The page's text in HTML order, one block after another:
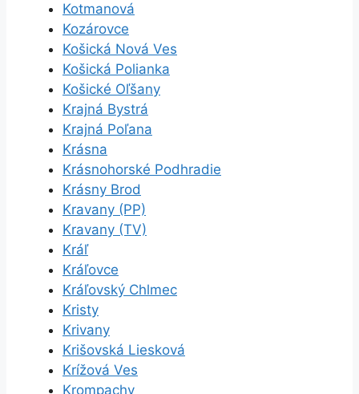
Kotmanová
Kozárovce
Košická Nová Ves
Košická Polianka
Košické Oľšany
Krajná Bystrá
Krajná Poľana
Krásna
Krásnohorské Podhradie
Krásny Brod
Kravany (PP)
Kravany (TV)
Kráľ
Kráľovce
Kráľovský Chlmec
Kristy
Krivany
Krišovská Liesková
Krížová Ves
Krompachy